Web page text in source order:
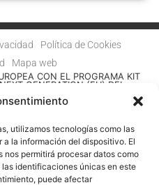
utilizamos tecnologías como las
la información del dispositivo. El
permitirá procesar datos como
identificaciones únicas en este
puede afectar
Política de Cookies
Mapa web
CON EL PROGRAMA KIT
GENERATION (EU) DEL
Todos los derechos reservados.